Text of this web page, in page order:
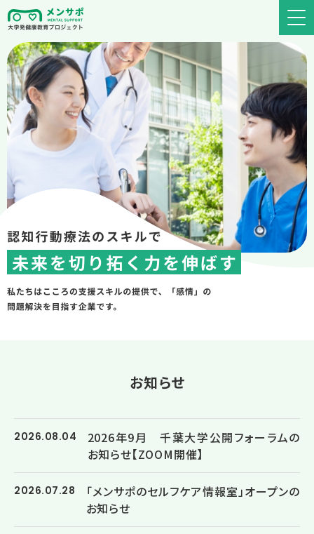
お知らせ
2026.08.04
2026年9月 千葉大学公開フォーラムの
お知らせ【ZOOM開催】
2026.07.28
「メンサポのセルフケア情報室」オープンの
お知らせ